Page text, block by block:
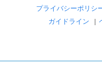
プライバシーポリシ
ガイドライン
|